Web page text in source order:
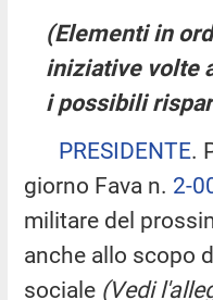
(Elementi in
iniziative volte
i possibili
PRESIDENTE.
giorno Fava n. 2-
militare del
anche allo scopo
sociale (Vedi